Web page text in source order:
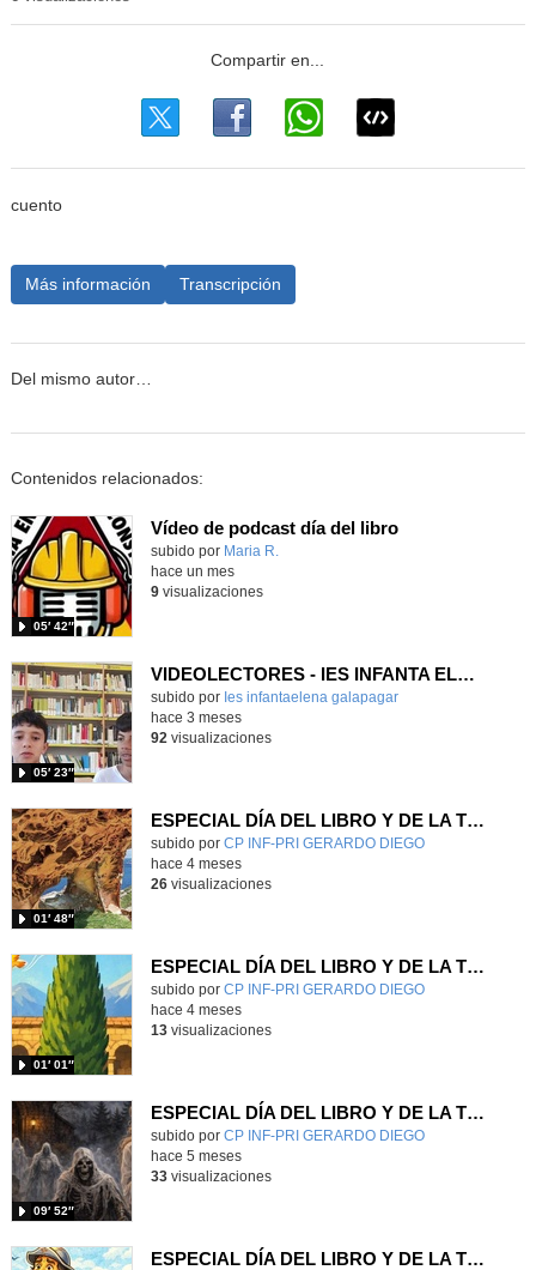
cuento
Más información Transcripción
Del mismo autor…
Contenidos relacionados:
Vídeo de podcast día del libro
Contenido educativo.
subido por Maria R.
05′ 42″
hace un mes
9visualizaciones
VIDEOLECTORES - IES INFANTA ELENA, GALAPAGAR
subido por Ies infantaelena galapagar
05′ 23″
-
hace 3 meses
92 visualizaciones
ESPECIAL DÍA DEL LIBRO Y DE LA TIERRA - "Las montañas de mi tierra" (Unamuno) |VÍDEO|
Contenido educativo.
subido por CP INF-PRI GERARDO DIEGO
01′ 48″
-
hace 4 meses
26visualizaciones
ESPECIAL DÍA DEL LIBRO Y DE LA TIERRA - "El ciprés de Silos" (Gerardo Diego) |VÍDEO|
Contenido educativo.
subido por CP INF-PRI GERARDO DIEGO
01′ 01″
-
hace 4 meses
13visualizaciones
ESPECIAL DÍA DEL LIBRO Y DE LA TIERRA - "El monte de las ánimas" (Bécquer) |VÍDEO|
Contenido educativo.
subido por CP INF-PRI GERARDO DIEGO
09′ 52″
-
hace 5 meses
33visualizaciones
ESPECIAL DÍA DEL LIBRO Y DE LA TIERRA - "Don Quijote de la Mancha" (Cervantes) |VÍDEO|